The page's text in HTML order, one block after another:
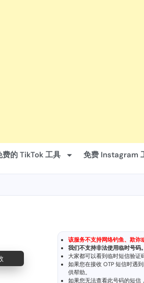
费的 TikTok 工具 免费 Instagram
该服务不支持网络钓鱼、欺诈
我们不支持非法使用临时号码。
大家都可以看到临时短信验证
如果您在接收 OTP 短信时遇
供帮助。
如果您无法查看此号码的短信